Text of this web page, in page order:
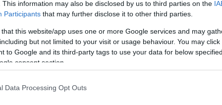
This information may also be disclosed by us to third parties on the
Participants that may further disclose it to other third parties.
that this website/app uses one or more Google services and may
but not limited to your visit or usage behaviour. You may
to Google and its third-party tags to use your data for below
consent section.
Data Processing Opt Outs
Élet, 1930. október, Arcanum
cikk a Magyarok Világhíradója rovatban jelent meg, ahol azt
Moholy Nagy Lászlóé. Berlinben egyszerűen Herr
a Bauhaus-nak, — a modern művészetek dessaui